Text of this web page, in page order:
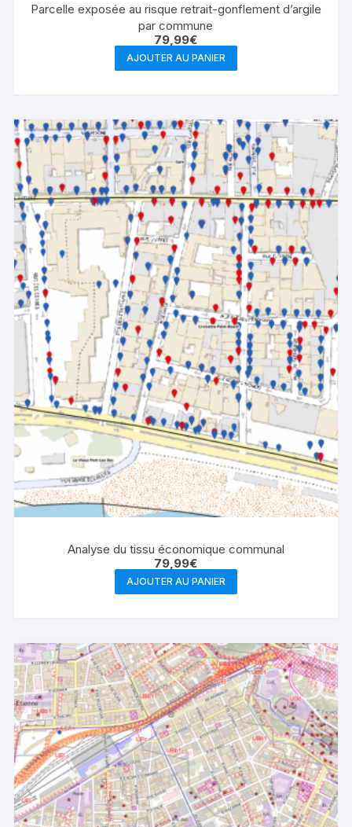
Parcelle exposée au risque retrait-gonflement d’argile
par commune
79,99€
AJOUTER AU PANIER
Analyse du tissu économique communal
79,99€
AJOUTER AU PANIER